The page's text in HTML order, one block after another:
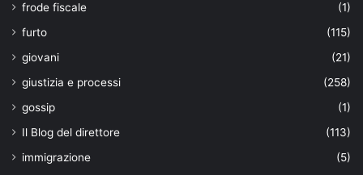
frode fiscale
(1)
furto
(115)
giovani
(21)
giustizia e processi
(258)
gossip
(1)
Il Blog del direttore
(113)
immigrazione
(5)